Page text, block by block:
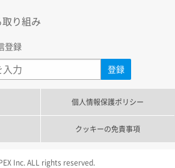
り組み
登録
個人情報保護ポリシー
クッキーの免責事項
Inc. ALL rights reserved.